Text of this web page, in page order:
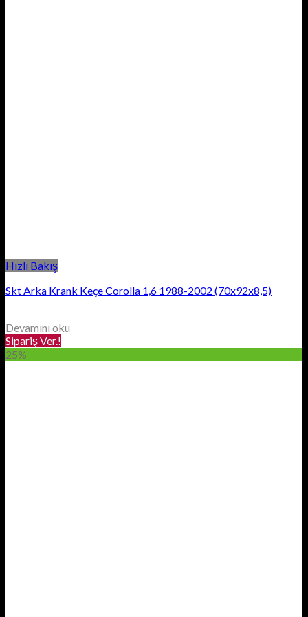
Hızlı Bakış
Skt Arka Krank Keçe Corolla 1,6 1988-2002 (70x92x8,5)
Devamını oku
Sipariş Ver.!
25%